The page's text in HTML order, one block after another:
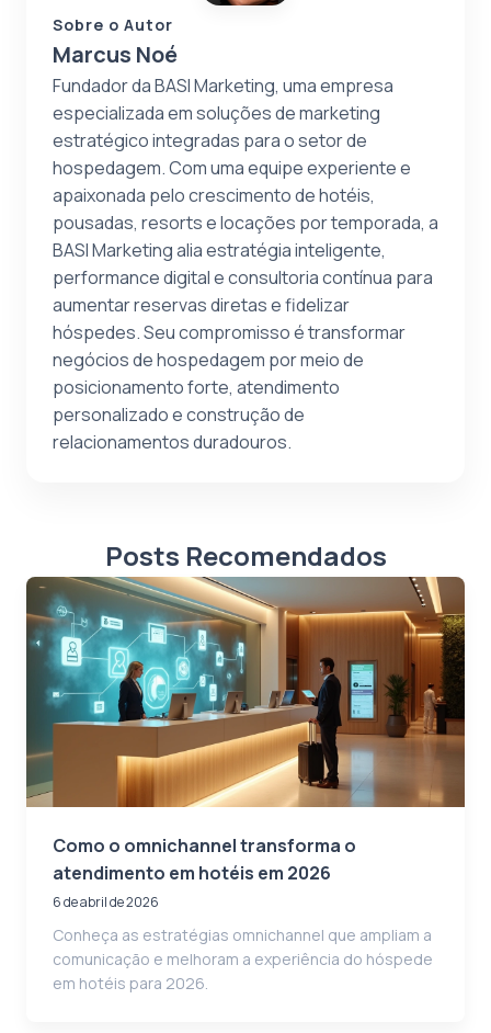
Sobre o Autor
Marcus Noé
Fundador da BASI Marketing, uma empresa
especializada em soluções de marketing
estratégico integradas para o setor de
hospedagem. Com uma equipe experiente e
apaixonada pelo crescimento de hotéis,
pousadas, resorts e locações por temporada, a
BASI Marketing alia estratégia inteligente,
performance digital e consultoria contínua para
aumentar reservas diretas e fidelizar
hóspedes. Seu compromisso é transformar
negócios de hospedagem por meio de
posicionamento forte, atendimento
personalizado e construção de
relacionamentos duradouros.
Posts Recomendados
Como o omnichannel transforma o
atendimento em hotéis em 2026
6 de abril de 2026
Conheça as estratégias omnichannel que ampliam a
comunicação e melhoram a experiência do hóspede
em hotéis para 2026.